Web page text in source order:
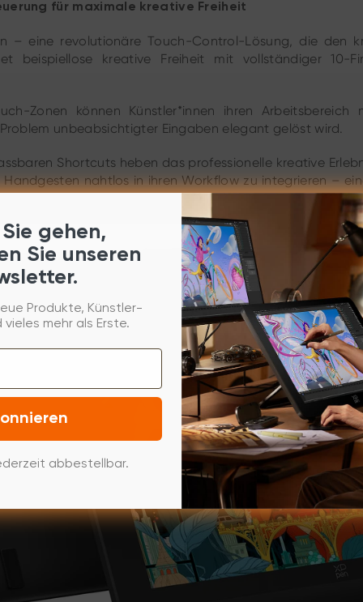
für maximale kreative Freiheit
– eine revolutionäre Touch-Control-Lösung, die den
beispiellose kreative Freiheit mit vollständiger 10-
Zonen können Künstler*innen ihren
unbeabsichtigter Eingaben elegant gelöst wird.
Shortcuts heben das professionelle kreative
nahtlos in ihren Workflow zu integrieren –
gehen,
Sie unseren
Produkte, Künstler-
vieles mehr als Erste.
abbestellbar.